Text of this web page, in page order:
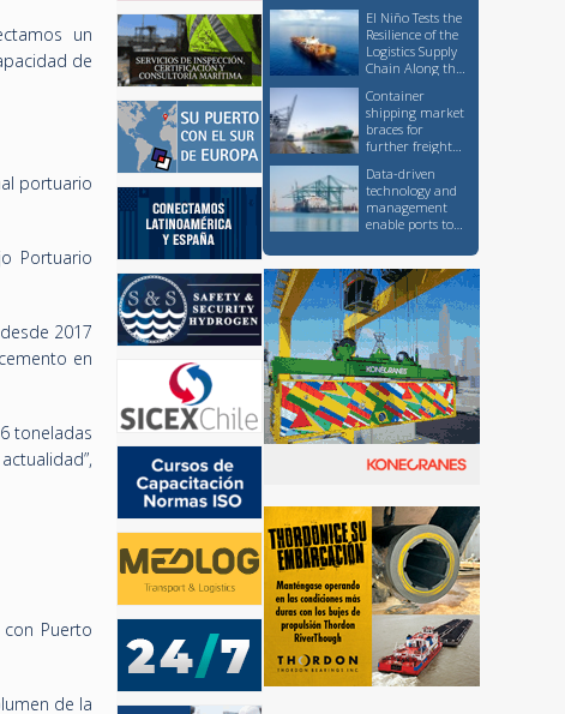
un
de
portuario
Portuario
2017
en
toneladas
Puerto
de la
Sharing and
Networking
El Niño Tests the
Resilience of the
Logistics Supply
Chain Along the
Container
shipping market
braces for
further freight
though at a
slower pace than
earlier this
month
Data-driven
technology and
management
enable ports to
sustainability
without
sacrificing
competitiveness